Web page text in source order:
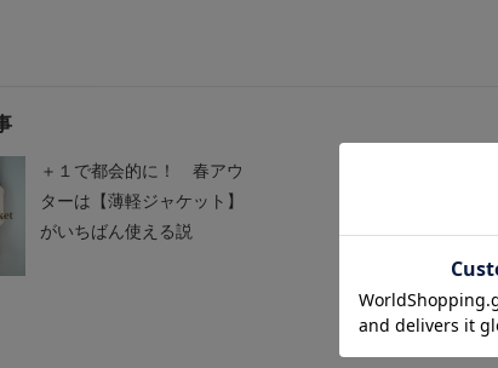
＋１で都会的に！ 春アウ
ターは【薄軽ジャケット】
がいちばん使える説